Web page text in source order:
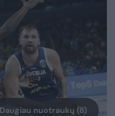
Daugiau nuotraukų (8)